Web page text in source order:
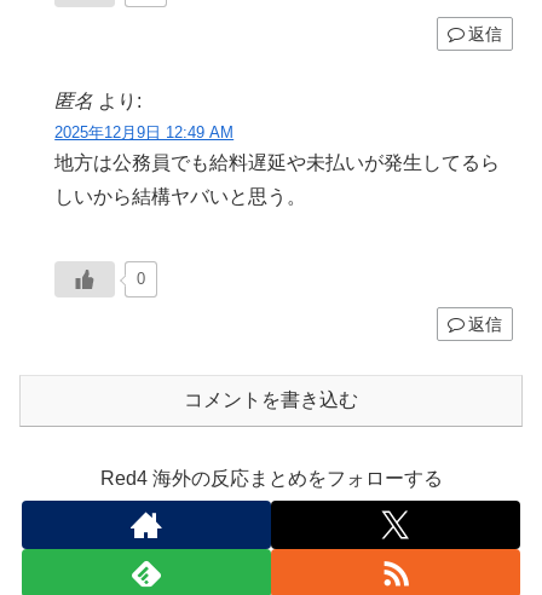
返信
匿名 より:
2025年12月9日 12:49 AM
地方は公務員でも給料遅延や未払いが発生してるら
しいから結構ヤバいと思う。
0
返信
コメントを書き込む
Red4 海外の反応まとめをフォローする